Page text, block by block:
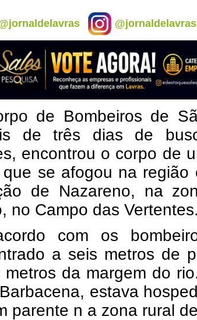
@jornaldelavras
de Bombeiros de
de três dias de
encontrou o corpo de
se afogou na região
de Nazareno, na
no Campo das Vertentes.
com os
a seis metros de
metros da margem do
estava
parente n a zona rural